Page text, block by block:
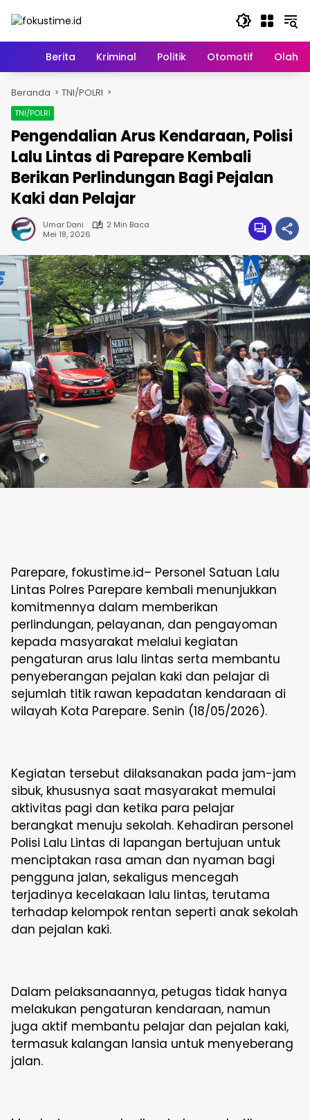
HomeBerita Kriminal Politik Otomotif
Beranda TNI/POLRI
TNI/POLRI
Pengendalian Arus Kendaraan, Polisi
Lalu Lintas di Parepare Kembali
Berikan Perlindungan Bagi Pejalan
Kaki dan Pelajar
Umar Dani
2 Min Baca
Mei 18, 2026
Parepare, fokustime.id– Personel Satuan Lalu
Lintas Polres Parepare kembali menunjukkan
komitmennya dalam memberikan
perlindungan, pelayanan, dan pengayoman
kepada masyarakat melalui kegiatan
pengaturan arus lalu lintas serta membantu
penyeberangan pejalan kaki dan pelajar di
sejumlah titik rawan kepadatan kendaraan di
wilayah Kota Parepare. Senin (18/05/2026).
Kegiatan tersebut dilaksanakan pada jam-jam
sibuk, khususnya saat masyarakat memulai
aktivitas pagi dan ketika para pelajar
berangkat menuju sekolah. Kehadiran personel
Polisi Lalu Lintas di lapangan bertujuan untuk
menciptakan rasa aman dan nyaman bagi
pengguna jalan, sekaligus mencegah
terjadinya kecelakaan lalu lintas, terutama
terhadap kelompok rentan seperti anak sekolah
dan pejalan kaki.
Dalam pelaksanaannya, petugas tidak hanya
melakukan pengaturan kendaraan, namun
juga aktif membantu pelajar dan pejalan kaki,
termasuk kalangan lansia untuk menyeberang
jalan.